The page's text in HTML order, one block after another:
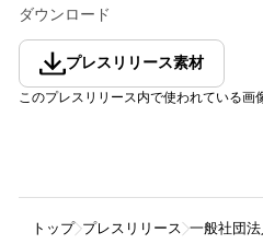
ダウンロード
プレスリリース素材
このプレスリリース内で使われている
トップ プレスリリース 一般社団